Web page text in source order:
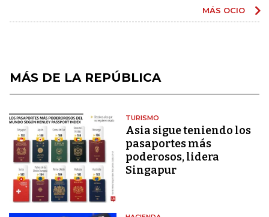
MÁS OCIO
MÁS DE LA REPÚBLICA
TURISMO
Asia sigue teniendo los
pasaportes más
poderosos, lidera
Singapur